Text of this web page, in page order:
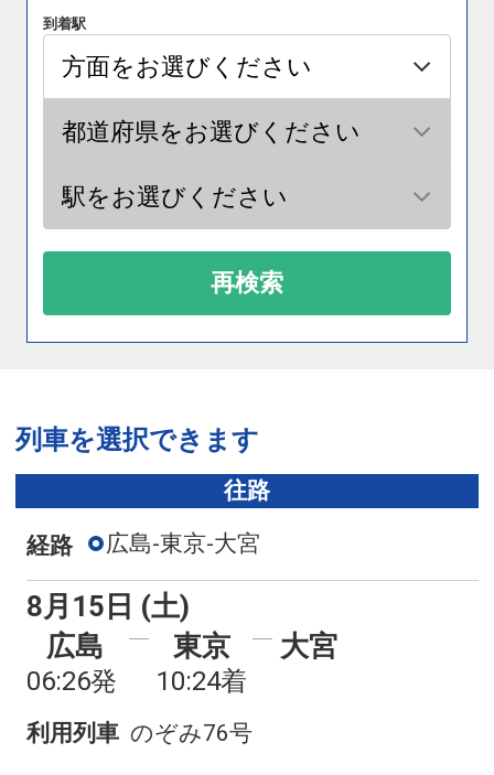
到着駅
再検索
列車を選択できます
往路
経路 広島-東京-大宮
8月15日 (土)
広島
06:26発
東京
10:24着
大宮
利用列車 のぞみ76号